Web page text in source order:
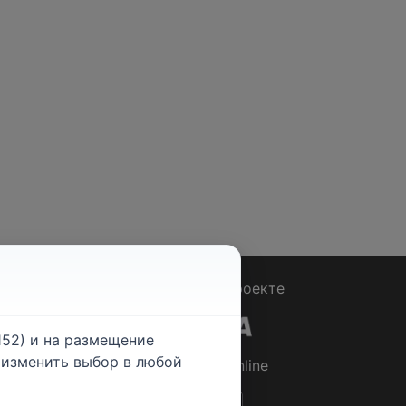
О проекте
© 2026Rabotniki.online
и на размещение
выбор в любой